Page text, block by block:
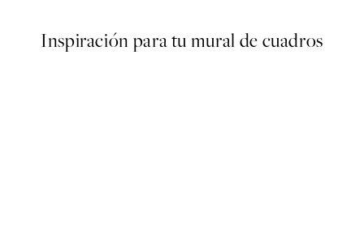
Inspiración para tu mural de cuadros